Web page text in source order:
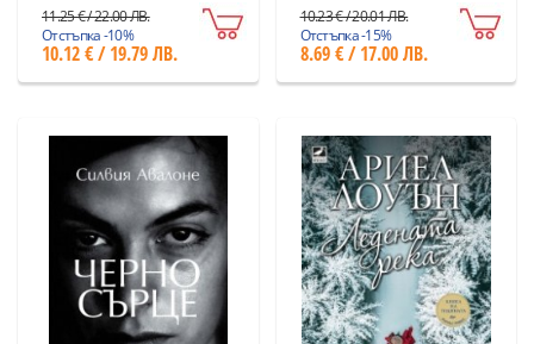
11.25 € / 22.00 ЛВ.
Отстъпка -10%
10.12 € / 19.79 ЛВ.
10.23 € / 20.01 ЛВ.
Отстъпка -15%
8.69 € / 17.00 ЛВ.